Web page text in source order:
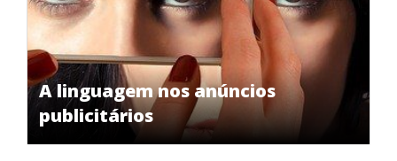
A linguagem nos anúncios
publicitários